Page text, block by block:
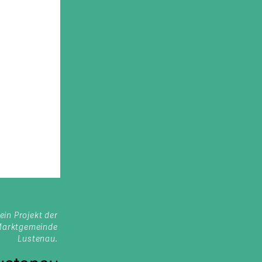
Projekt der
Lustenau.